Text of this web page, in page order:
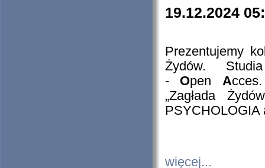
19.12.2024
Prezentujemy
Żydów.
- Open A
„Zagłada
PSYCHOLOGIA
więcej...